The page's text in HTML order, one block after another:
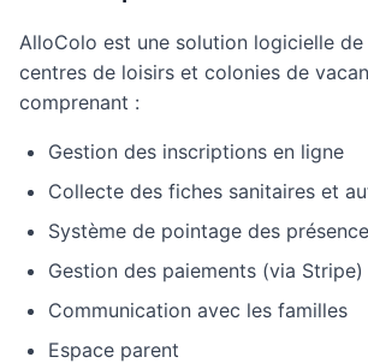
AlloColo est une solution logicielle
centres de loisirs et colonies de
comprenant :
Gestion des inscriptions en ligne
Collecte des fiches sanitaires et
Système de pointage des
Gestion des paiements (via Stripe)
Communication avec les familles
Espace parent